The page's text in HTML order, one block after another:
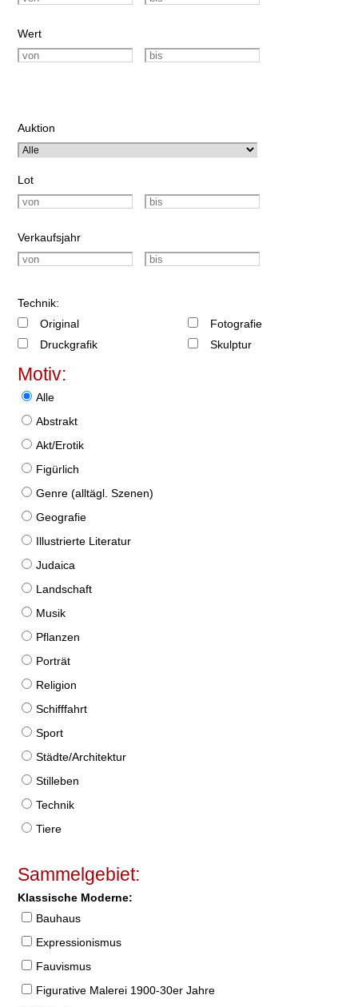
Wert
Auktion
Lot
Verkaufsjahr
Technik:
Original
Druckgrafik
Fotografie
Skulptur
Motiv:
Alle
Abstrakt
Akt/Erotik
Figürlich
Genre (alltägl. Szenen)
Geografie
Illustrierte Literatur
Judaica
Landschaft
Musik
Pflanzen
Porträt
Religion
Schifffahrt
Sport
Städte/Architektur
Stilleben
Technik
Tiere
Sammelgebiet:
Klassische Moderne:
Bauhaus
Expressionismus
Fauvismus
Figurative Malerei 1900-30er Jahre